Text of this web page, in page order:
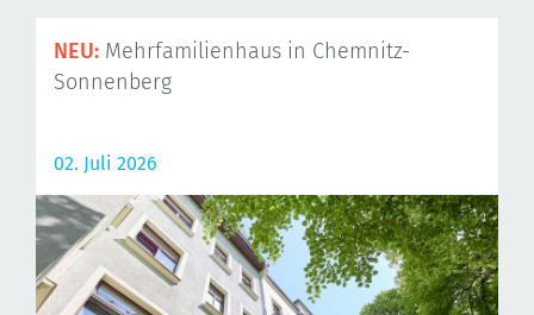
NEU: Mehrfamilienhaus in Chemnitz-
Sonnenberg
02. Juli 2026